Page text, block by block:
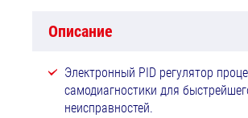
Описание
Электронный PID регулятор
самодиагностики для
неисправностей.